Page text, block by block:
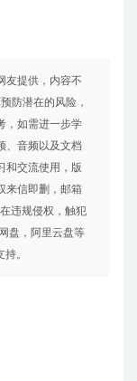
友提供，内容不
防潜在的风险，
，如需进一步学
、音频以及文档
和交流使用，版
来信即删，邮箱
违规侵权，触犯
盘，阿里云盘等
。